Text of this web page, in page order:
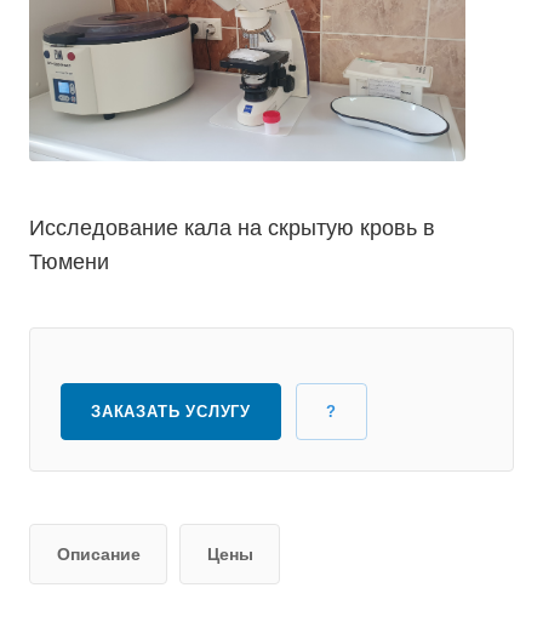
Исследование кала на скрытую кровь в
Тюмени
ЗАКАЗАТЬ УСЛУГУ ?
Описание Цены